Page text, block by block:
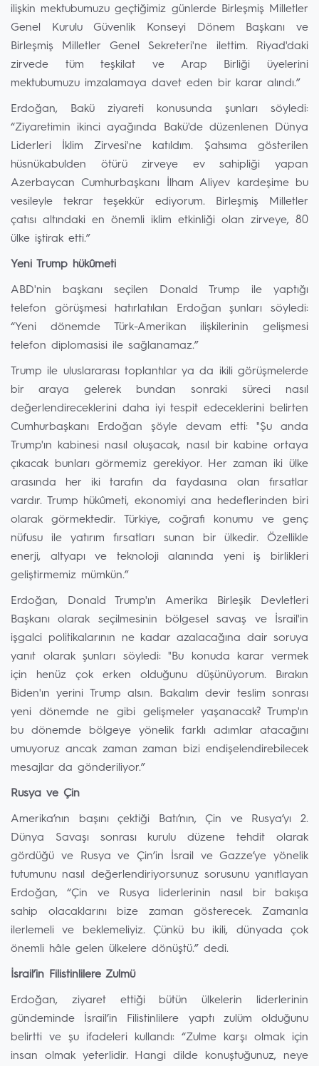
ilişkin mektubumuzu geçtiğimiz günlerde Birleşmiş Milletler
Genel Kurulu Güvenlik Konseyi Dönem Başkanı ve
Birleşmiş Milletler Genel Sekreteri'ne ilettim. Riyad'daki
zirvede tüm teşkilat ve Arap Birliği üyelerini
mektubumuzu imzalamaya davet eden bir karar alındı.”
Erdoğan, Bakü ziyareti konusunda şunları söyledi:
“Ziyaretimin ikinci ayağında Bakü'de düzenlenen Dünya
Liderleri İklim Zirvesi'ne katıldım. Şahsıma gösterilen
hüsnükabulden ötürü zirveye ev sahipliği yapan
Azerbaycan Cumhurbaşkanı İlham Aliyev kardeşime bu
vesileyle tekrar teşekkür ediyorum. Birleşmiş Milletler
çatısı altındaki en önemli iklim etkinliği olan zirveye, 80
ülke iştirak etti.”
Yeni Trump hükûmeti
ABD'nin başkanı seçilen Donald Trump ile yaptığı
telefon görüşmesi hatırlatılan Erdoğan şunları söyledi:
“Yeni dönemde Türk-Amerikan ilişkilerinin gelişmesi
telefon diplomasisi ile sağlanamaz.”
Trump ile uluslararası toplantılar ya da ikili görüşmelerde
bir araya gelerek bundan sonraki süreci nasıl
değerlendireceklerini daha iyi tespit edeceklerini belirten
Cumhurbaşkanı Erdoğan şöyle devam etti: "Şu anda
Trump'ın kabinesi nasıl oluşacak, nasıl bir kabine ortaya
çıkacak bunları görmemiz gerekiyor. Her zaman iki ülke
arasında her iki tarafın da faydasına olan fırsatlar
vardır. Trump hükûmeti, ekonomiyi ana hedeflerinden biri
olarak görmektedir. Türkiye, coğrafi konumu ve genç
nüfusu ile yatırım fırsatları sunan bir ülkedir. Özellikle
enerji, altyapı ve teknoloji alanında yeni iş birlikleri
geliştirmemiz mümkün.”
Erdoğan, Donald Trump'ın Amerika Birleşik Devletleri
Başkanı olarak seçilmesinin bölgesel savaş ve İsrail'in
işgalci politikalarının ne kadar azalacağına dair soruya
yanıt olarak şunları söyledi: "Bu konuda karar vermek
için henüz çok erken olduğunu düşünüyorum. Bırakın
Biden'ın yerini Trump alsın. Bakalım devir teslim sonrası
yeni dönemde ne gibi gelişmeler yaşanacak? Trump'ın
bu dönemde bölgeye yönelik farklı adımlar atacağını
umuyoruz ancak zaman zaman bizi endişelendirebilecek
mesajlar da gönderiliyor.”
Rusya ve Çin
Amerika’nın başını çektiği Batı’nın, Çin ve Rusya’yı 2.
Dünya Savaşı sonrası kurulu düzene tehdit olarak
gördüğü ve Rusya ve Çin’in İsrail ve Gazze’ye yönelik
tutumunu nasıl değerlendiriyorsunuz sorusunu yanıtlayan
Erdoğan, “Çin ve Rusya liderlerinin nasıl bir bakışa
sahip olacaklarını bize zaman gösterecek. Zamanla
ilerlemeli ve beklemeliyiz. Çünkü bu ikili, dünyada çok
önemli hâle gelen ülkelere dönüştü.” dedi.
İsrail’in Filistinlilere Zulmü
Erdoğan, ziyaret ettiği bütün ülkelerin liderlerinin
gündeminde İsrail’in Filistinlilere yaptı zulüm olduğunu
belirtti ve şu ifadeleri kullandı: “Zulme karşı olmak için
insan olmak yeterlidir. Hangi dilde konuştuğunuz, neye